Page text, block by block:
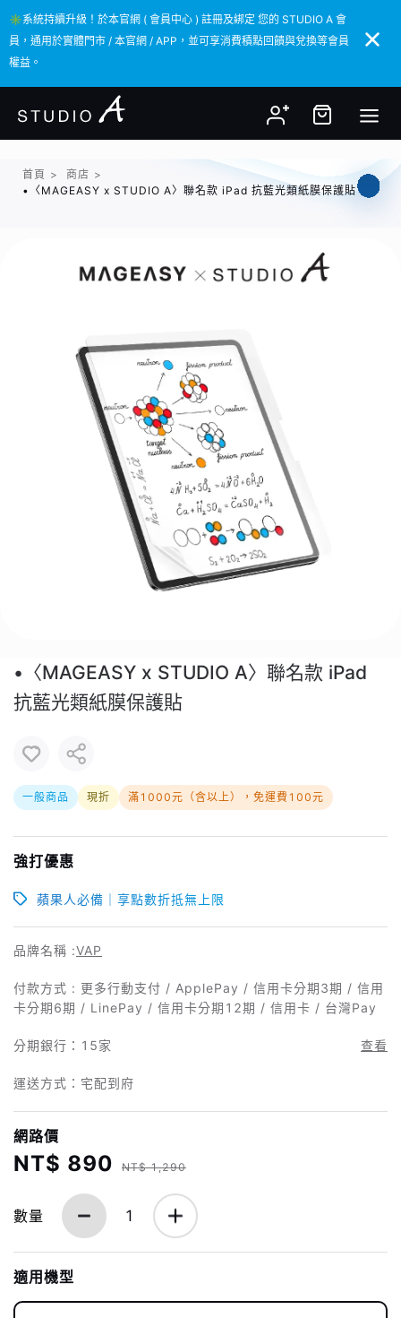
✳️系統持續升級！於本官網 ( 會員中心 ) 註冊及綁定 您的 STUDIO A 會
員，通用於實體門市 / 本官網 / APP，並可享消費積點回饋與兌換等會員
權益。
✳️系統持續升級！於本官網 ( 會員中心 ) 註冊及綁定 您的 STUDIO A 會
員，通用於實體門市 / 本官網 / APP，並可享消費積點回饋與兌換等會員
權益。
首頁 > 商店 >
•〈MAGEASY x STUDIO A〉聯名款 iPad 抗藍光類紙膜保護貼
•〈MAGEASY x STUDIO A〉聯名款 iPad
抗藍光類紙膜保護貼
一般商品 現折 滿1000元（含以上），免運費100元
強打優惠
蘋果人必備｜享點數折抵無上限
品牌名稱 :VAP
付款方式 : 更多行動支付 / ApplePay / 信用卡分期3期 / 信用
卡分期6期 / LinePay / 信用卡分期12期 / 信用卡 / 台灣Pay
分期銀行： 15家 查看
運送方式：宅配到府
網路價
NT$ 890 NT$ 1,290
數量 1
適用機型